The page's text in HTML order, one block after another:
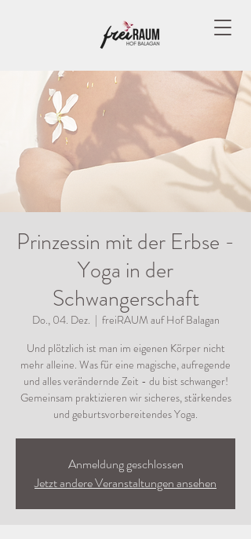
Prinzessin mit der Erbse -
Yoga in der
Schwangerschaft
Do., 04. Dez.
  |
freiRAUM auf Hof Balagan
Und plötzlich ist man im eigenen Körper nicht
mehr alleine. Was für eine magische, aufregende
und alles verändernde Zeit - du bist schwanger!
Gemeinsam praktizieren wir sicheres, stärkendes
und geburtsvorbereitendes Yoga.
Anmeldung geschlossen
Jetzt andere Veranstaltungen ansehen